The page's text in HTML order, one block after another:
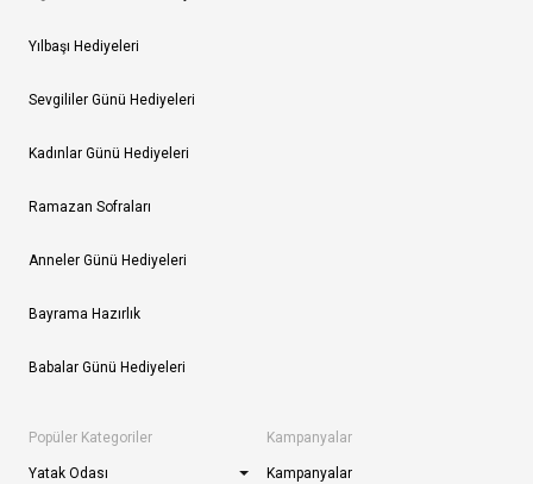
Yılbaşı Hediyeleri
Sevgililer Günü Hediyeleri
Kadınlar Günü Hediyeleri
Ramazan Sofraları
Anneler Günü Hediyeleri
Bayrama Hazırlık
Babalar Günü Hediyeleri
Popüler Kategoriler
Yatak Odası
Kampanyalar
Kampanyalar